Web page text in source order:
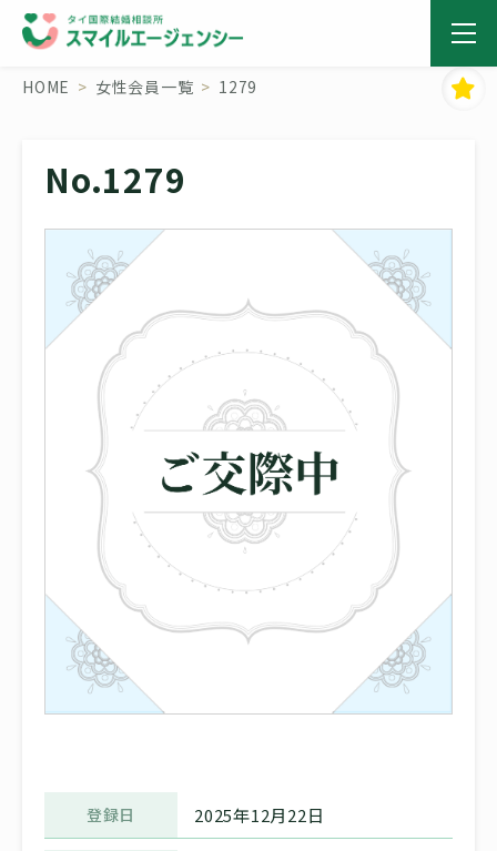
HOME 女性会員一覧 1279
No.1279
登録日 2025年12月22日